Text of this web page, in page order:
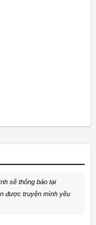
sẽ thông báo tại
được truyện mình yêu